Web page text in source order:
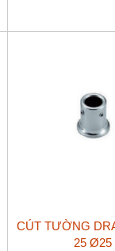
CÚT TƯỜNG
25 Ø25